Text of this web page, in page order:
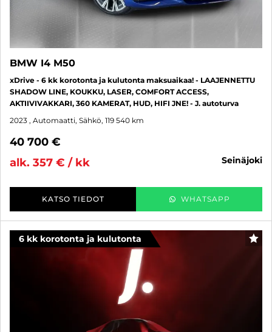
BMW I4 M50
xDrive - 6 kk korotonta ja kulutonta maksuaikaa! - LAAJENNETTU
SHADOW LINE, KOUKKU, LASER, COMFORT ACCESS,
AKTIIVIVAKKARI, 360 KAMERAT, HUD, HIFI JNE! - J. autoturva
2023 , Automaatti, Sähkö, 119 540 km
40 700 €
alk. 357 € / kk
seinäjoki
KATSO TIEDOT WHATSAPP
6 kk korotonta ja kulutonta